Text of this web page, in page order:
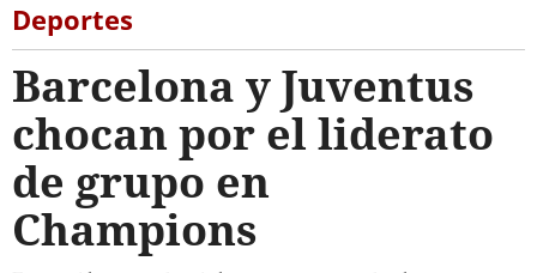
Deportes
Barcelona y Juventus
chocan por el liderato
de grupo en
Champions